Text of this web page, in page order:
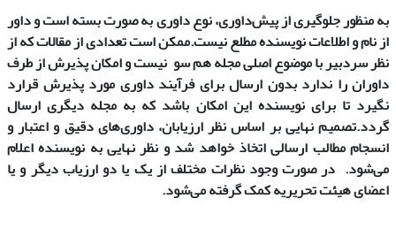
به منظور جلوگیری از پیش‌داوری، نوع داوری به صورت بسته است و داور
از نام و اطلاعات نویسنده مطلع نیست.ممکن است تعدادی از مقالات که از
نظر سردبیر با موضوع اصلی مجله هم سو نیست و امکان پذیرش از طرف
داوران را ندارد بدون ارسال برای فرآیند داوری مورد پذیرش قرارد
نگیرد تا برای نویسنده این امکان باشد که به مجله‌ دیگری ارسال
گردد.تصمیم نهایی بر اساس نظر ارزیابان، داوری‌های دقیق و اعتبار و
انسجام مطالب ارسالی اتخاذ خواهد شد و نظر نهایی به نویسنده اعلام
می‌شود. در صورت وجود نظرات مختلف از یک یا دو ارزیاب دیگر و یا
اعضای هیئت تحریریه کمک گرفته می‌شود.